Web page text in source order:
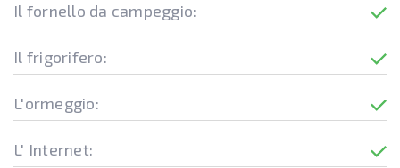
Il fornello da campeggio:
Il frigorifero:
L'ormeggio:
L' Internet: